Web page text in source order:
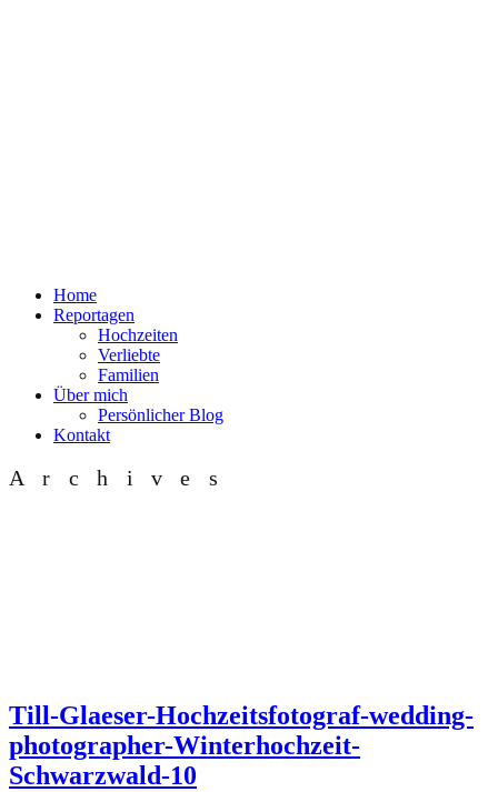
Home
Reportagen
Hochzeiten
Verliebte
Familien
Über mich
Persönlicher Blog
Kontakt
Archives
Till-Glaeser-Hochzeitsfotograf-wedding-
photographer-Winterhochzeit-
Schwarzwald-10